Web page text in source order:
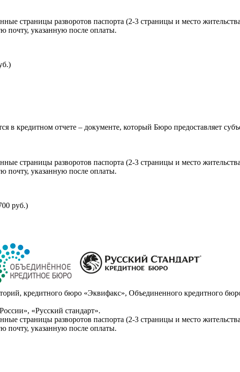
страницы разворотов паспорта (2-3 страницы и место
почту, указанную после оплаты.
в кредитном отчете – документе, который Бюро предоставляет
страницы разворотов паспорта (2-3 страницы и место
почту, указанную после оплаты.
руб.)
кредитного бюро «Эквифакс», Объединенного кредитного
«Русский стандарт».
страницы разворотов паспорта (2-3 страницы и место
почту, указанную после оплаты.